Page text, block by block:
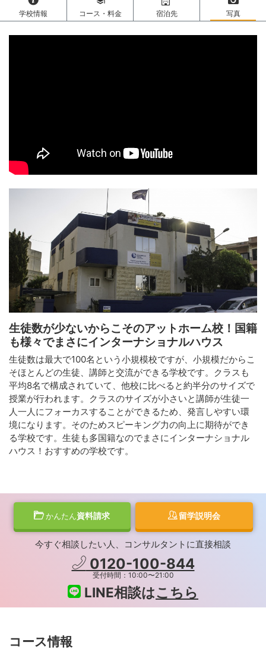
学校情報 コース・料金 宿泊先 写真
生徒数が少ないからこそのアットホーム校！国籍
も様々でまさにインターナショナルハウス
生徒数は最大で100名という小規模校ですが、小規模だからこ
そほとんどの生徒、講師と交流ができる学校です。クラスも
平均8名で構成されていて、他校に比べると約半分のサイズで
授業が行われます。クラスのサイズが小さいと講師が生徒一
人一人にフォーカスすることができるため、発言しやすい環
境になります。そのためスピーキング力の向上に期待ができ
る学校です。生徒も多国籍なのでまさにインターナショナル
ハウス！おすすめの学校です。
かんたん資料請求 留学説明会
今すぐ相談したい人、コンサルタントに直接相談
0120-100-844
受付時間：10:00〜21:00
LINE相談はこちら
コース情報